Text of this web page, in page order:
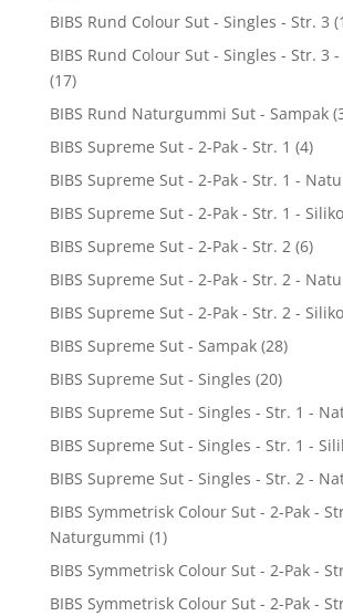
BIBS Rund Colour Sut - Singles - Str. 3
BIBS Rund Colour Sut - Singles - Str. 3
(17)
BIBS Rund Naturgummi Sut - Sampak
BIBS Supreme Sut - 2-Pak - Str. 1 (4)
BIBS Supreme Sut - 2-Pak - Str. 1 -
BIBS Supreme Sut - 2-Pak - Str. 1 -
BIBS Supreme Sut - 2-Pak - Str. 2 (6)
BIBS Supreme Sut - 2-Pak - Str. 2 -
BIBS Supreme Sut - 2-Pak - Str. 2 -
BIBS Supreme Sut - Sampak (28)
BIBS Supreme Sut - Singles (20)
BIBS Supreme Sut - Singles - Str. 1 -
BIBS Supreme Sut - Singles - Str. 1 -
BIBS Supreme Sut - Singles - Str. 2 -
BIBS Symmetrisk Colour Sut - 2-Pak -
Naturgummi (1)
BIBS Symmetrisk Colour Sut - 2-Pak -
BIBS Symmetrisk Colour Sut - 2-Pak -